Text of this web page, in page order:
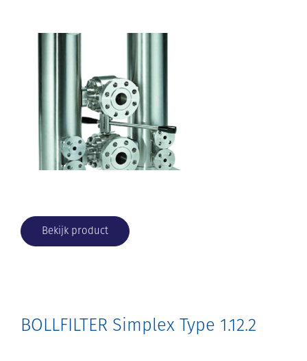
Bekijk product
BOLLFILTER Simplex Type 1.12.2